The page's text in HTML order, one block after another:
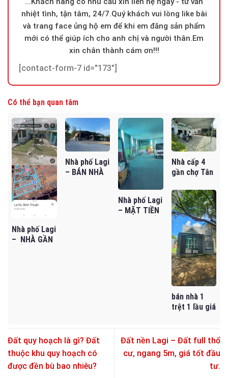
nhiệt tình, tận tâm, 24/7.Quý khách vui lòng like bài
và trang face ủng hộ em để khi em đăng sản phẩm
mới có thể giúp ích cho anh chị và người thân.Em
xin chân thành cám ơn!!!
[contact-form-7 id="173"]
Có thể bạn quan tâm
Nhà phố Lagi
– NHÀ GẦN
Nhà phố Lagi
– BÁN NHÀ
Nhà phố Lagi
– MẶT TIỀN
Nhà cấp 4
gần chợ Tân
cần bán gấp
bán nhà 1
trệt 1 lầu giá
Ngữ
Đất quy hoạch là gì? Đất
thuộc khu quy hoạch có
được đền bù bao nhiêu?
Đất nền Lagi – Đất full thổ
cư, ngang 5m, giá tốt đầu
tư.